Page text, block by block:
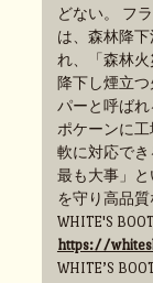
どない。 フ
は、森林降
れ、「森林
降下し煙立
パーと呼ば
ポケーンに
軟に対応で
最も大事」
を守り高品質
WHITE'S
https://
WHITE’S